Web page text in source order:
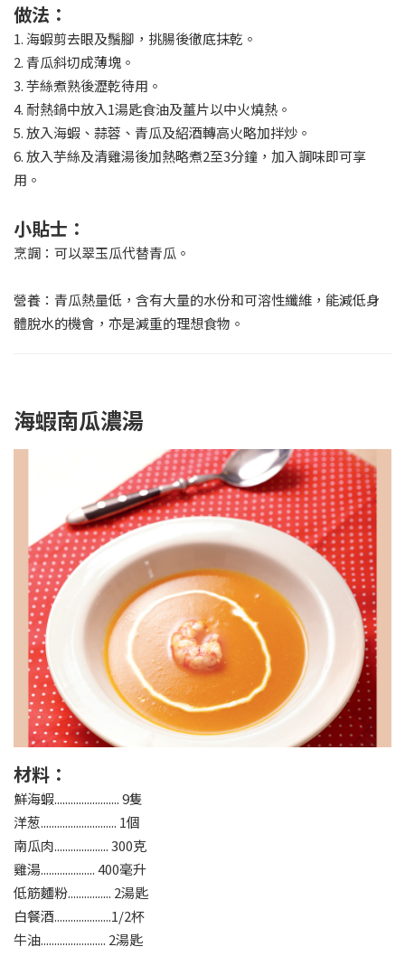
做法：
1. 海蝦剪去眼及鬚腳，挑腸後徹底抹乾。
2. 青瓜斜切成薄塊。
3. 芋絲煮熟後瀝乾待用。
4. 耐熱鍋中放入1湯匙食油及薑片以中火燒熱。
5. 放入海蝦、蒜蓉、青瓜及紹酒轉高火略加拌炒。
6. 放入芋絲及清雞湯後加熱略煮2至3分鐘，加入調味即可享
用。
小貼士：
烹調：可以翠玉瓜代替青瓜。
營養：青瓜熱量低，含有大量的水份和可溶性纖維，能減低身
體脫水的機會，亦是減重的理想食物。
海蝦南瓜濃湯
材料：
鮮海蝦........................ 9隻
洋葱............................ 1個
南瓜肉.................... 300克
雞湯.................... 400毫升
低筋麵粉................ 2湯匙
白餐酒.....................1/2杯
牛油........................ 2湯匙